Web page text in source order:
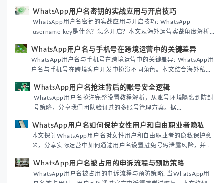
WhatsApp用户名密钥的实战应用与开启技巧
WhatsApp用户名密钥的实战应用与开启技巧: WhatsApp
username key是什么？怎么开启？本文从海外运营实战角度解析
境团队高效触达目标客户。
WhatsApp用户名与手机号在跨境运营中的关键差异
WhatsApp用户名与手机号在跨境运营中的关键差异: WhatsApp用
户名与手机号在跨境客户开发中扮演不同角色。本文结合海外私域
际差异，帮助团队优化WhatsApp营销策略。
WhatsApp用户名抢注背后的账号安全逻辑
WhatsApp用户名抢注完整设置教程解析，从账号环境隔离到防封
号策略，分享我们团队验证过的多账号管理方案。据
性直接影响转化率。
WhatsApp用户名如何保护女性用户和自由职业者隐私
本文探讨WhatsApp用户名对女性用户和自由职业者的隐私保护意
义，分享实际运营中如何通过用户名设置避免号码泄露风险，并提
已成为全球数字沟通的首要考量。
WhatsApp用户名被占用的申诉流程与预防策略
WhatsApp用户名被占用的申诉流程与预防策略: 当WhatsApp用